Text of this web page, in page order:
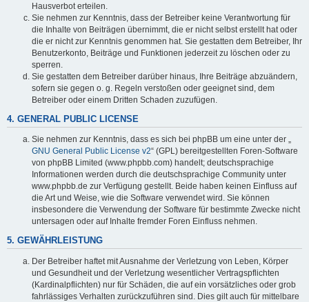
Hausverbot erteilen.
Sie nehmen zur Kenntnis, dass der Betreiber keine Verantwortung für
die Inhalte von Beiträgen übernimmt, die er nicht selbst erstellt hat oder
die er nicht zur Kenntnis genommen hat. Sie gestatten dem Betreiber, Ihr
Benutzerkonto, Beiträge und Funktionen jederzeit zu löschen oder zu
sperren.
Sie gestatten dem Betreiber darüber hinaus, Ihre Beiträge abzuändern,
sofern sie gegen o. g. Regeln verstoßen oder geeignet sind, dem
Betreiber oder einem Dritten Schaden zuzufügen.
4. GENERAL PUBLIC LICENSE
Sie nehmen zur Kenntnis, dass es sich bei phpBB um eine unter der „
GNU General Public License v2“ (GPL) bereitgestellten Foren-Software
von phpBB Limited (www.phpbb.com) handelt; deutschsprachige
Informationen werden durch die deutschsprachige Community unter
www.phpbb.de zur Verfügung gestellt. Beide haben keinen Einfluss auf
die Art und Weise, wie die Software verwendet wird. Sie können
insbesondere die Verwendung der Software für bestimmte Zwecke nicht
untersagen oder auf Inhalte fremder Foren Einfluss nehmen.
5. GEWÄHRLEISTUNG
Der Betreiber haftet mit Ausnahme der Verletzung von Leben, Körper
und Gesundheit und der Verletzung wesentlicher Vertragspflichten
(Kardinalpflichten) nur für Schäden, die auf ein vorsätzliches oder grob
fahrlässiges Verhalten zurückzuführen sind. Dies gilt auch für mittelbare